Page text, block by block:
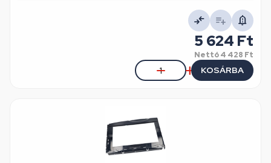
5 624 Ft
Nettó4 428 Ft
KOSÁRBA